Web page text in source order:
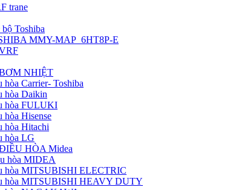
trane
Toshiba
MMY-MAP_6HT8P-E
NHIỆT
hòa Carrier- Toshiba
hòa Daikin
hòa FULUKI
hòa Hisense
hòa Hitachi
hòa LG
HÒA Midea
hòa MIDEA
hòa MITSUBISHI ELECTRIC
hòa MITSUBISHI HEAVY DUTY